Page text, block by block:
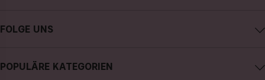
Datenschutzerklärung
FOLGE UNS
POPULÄRE KATEGORIEN